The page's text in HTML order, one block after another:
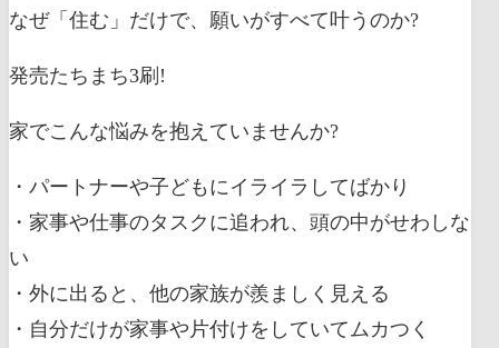
なぜ「住む」だけで、願いがすべて叶うのか?
発売たちまち3刷!
家でこんな悩みを抱えていませんか?
・パートナーや子どもにイライラしてばかり
・家事や仕事のタスクに追われ、頭の中がせわしな
い
・外に出ると、他の家族が羨ましく見える
・自分だけが家事や片付けをしていてムカつく